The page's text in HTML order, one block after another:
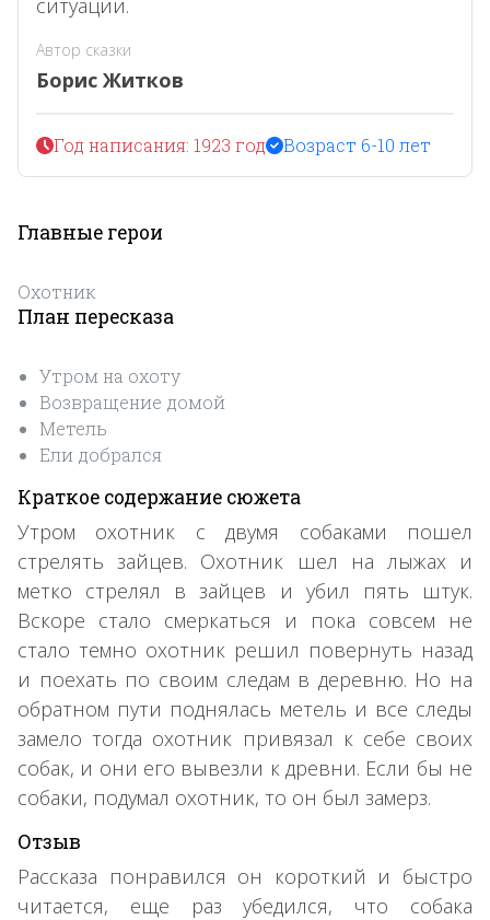
Автор сказки
Борис Житков
Год написания: 1923 год Возраст 6-10 лет
Главные герои
Охотник
План пересказа
Утром на охоту
Возвращение домой
Метель
Ели добрался
Краткое содержание сюжета
Утром охотник с двумя собаками пошел
стрелять зайцев. Охотник шел на лыжах и
метко стрелял в зайцев и убил пять штук.
Вскоре стало смеркаться и пока совсем не
стало темно охотник решил повернуть назад
и поехать по своим следам в деревню. Но на
обратном пути поднялась метель и все следы
замело тогда охотник привязал к себе своих
собак, и они его вывезли к древни. Если бы не
собаки, подумал охотник, то он был замерз.
Отзыв
Рассказа понравился он короткий и быстро
читается, еще раз убедился, что собака